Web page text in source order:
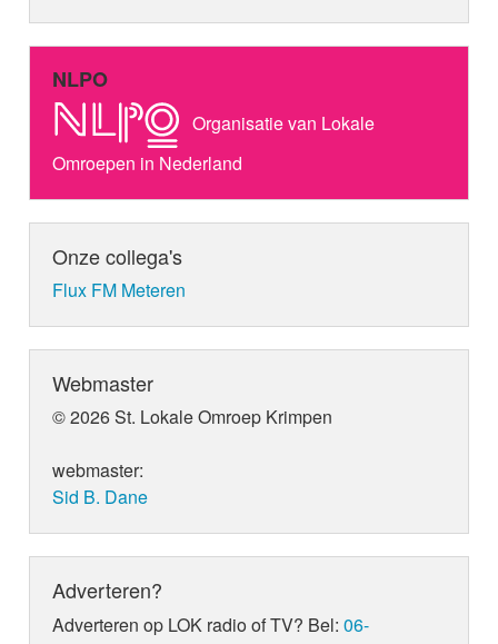
NLPO
Organisatie van Lokale
Omroepen in Nederland
Onze collega's
Flux FM Meteren
Webmaster
© 2026 St. Lokale Omroep Krimpen
webmaster:
Sid B. Dane
Adverteren?
Adverteren op LOK radio of TV? Bel:06-